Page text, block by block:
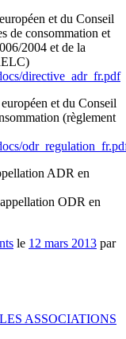
et du Conseil
de consommation et
2004 et de la
directive_adr_fr.pdf
et du Conseil
(règlement
ADR en
ODR en
le 12 mars 2013 par
ASSOCIATIONS